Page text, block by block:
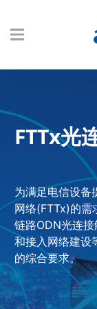
FTTx光
为满足电信设备
网络(FTTx)的需
链路ODN光连
和接入网络建设
的综合要求。